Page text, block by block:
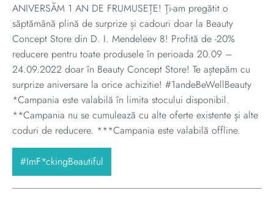
ANIVERSĂM 1 AN DE FRUMUSEȚE! Ți-am pregătit o
săptămână plină de surprize și cadouri doar la Beauty
Concept Store din D. I. Mendeleev 8! Profită de -20%
reducere pentru toate produsele în perioada 20.09 –
24.09.2022 doar în Beauty Concept Store! Te aștepăm cu
surprize aniversare la orice achizitie! #1andeBeWellBeauty
*Campania este valabilă în limita stocului disponibil.
**Campania nu se cumulează cu alte oferte existente și alte
coduri de reducere. ***Campania este valabilă offline.
#ImF*ckingBeautiful